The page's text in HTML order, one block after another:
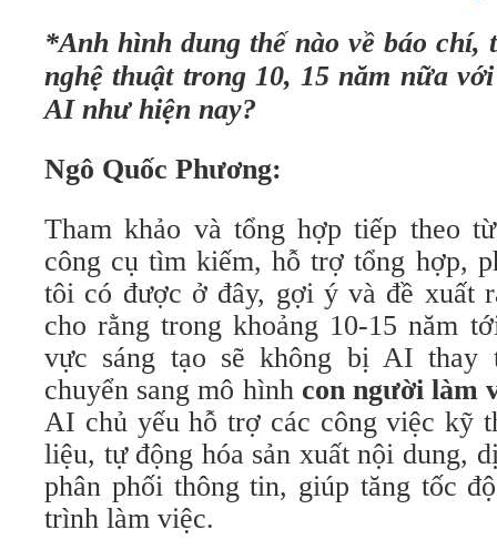
*Anh hình dung thế nào về báo chí,
nghệ thuật trong 10, 15 năm nữa
AI như hiện nay?
Ngô Quốc Phương:
Tham khảo và tổng hợp tiếp theo
công cụ tìm kiếm, hỗ trợ tổng hợp,
tôi có được ở đây, gợi ý và đề xuất
cho rằng trong khoảng 10-15 năm
vực sáng tạo sẽ không bị AI thay
chuyển sang mô hình con người làm
AI chủ yếu hỗ trợ các công việc kỹ
liệu, tự động hóa sản xuất nội dung,
phân phối thông tin, giúp tăng tốc
trình làm việc.